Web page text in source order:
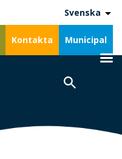
Kontakta Municipal
Svenska